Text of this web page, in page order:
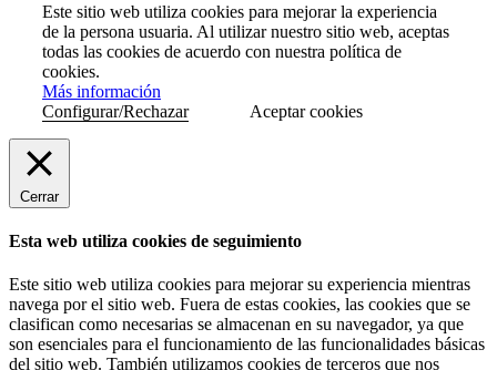
Este sitio web utiliza cookies para mejorar la experiencia
de la persona usuaria. Al utilizar nuestro sitio web, aceptas
todas las cookies de acuerdo con nuestra política de
cookies.
Más información
Configurar/Rechazar
Aceptar cookies
Cerrar
Esta web utiliza cookies de seguimiento
Este sitio web utiliza cookies para mejorar su experiencia mientras
navega por el sitio web. Fuera de estas cookies, las cookies que se
clasifican como necesarias se almacenan en su navegador, ya que
son esenciales para el funcionamiento de las funcionalidades básicas
del sitio web. También utilizamos cookies de terceros que nos